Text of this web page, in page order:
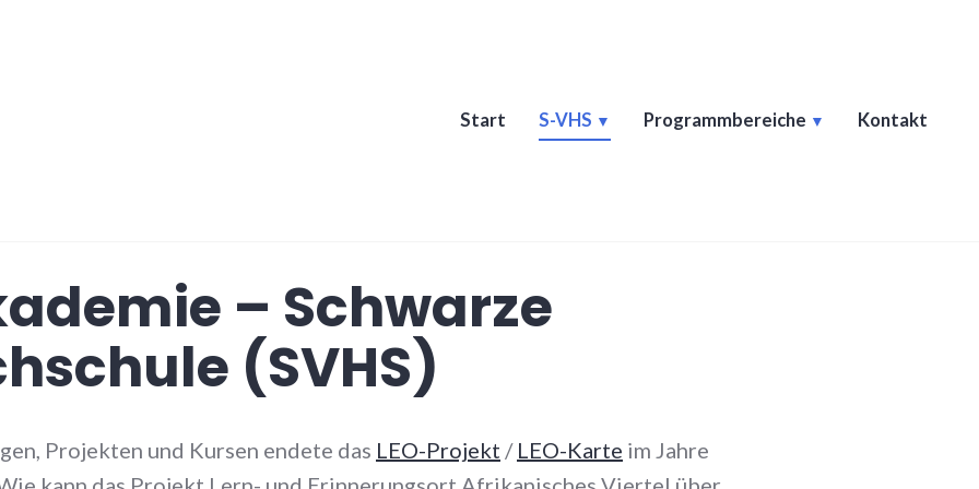
Start S-VHS Programmbereiche Kontakt
– Schwarze
(SVHS)
Projekten und Kursen endete das LEO-Projekt / LEO-Karte im Jahre